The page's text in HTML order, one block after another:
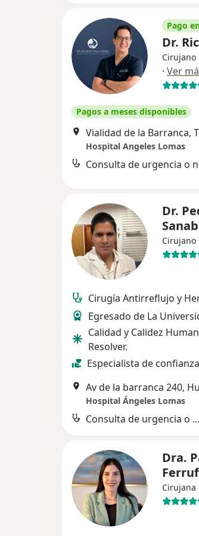
Pago
Dr.
· Ver
Pagos a meses disponibles
Hospital Angeles Lomas
Consulta de urgencia o
Dr.
Cirujano
Cirugía Antirreflujo y
Egresado de La
Calidad y Calidez
Resolver.
Especialista de confianza
Av de la barranca 240,
Hospital Ángeles Lomas
Consulta de urgencia o nocturna
Dra.
Cirujana